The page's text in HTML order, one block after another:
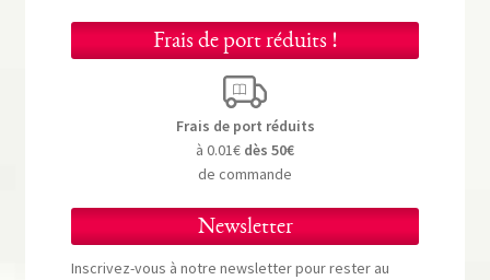
Frais de port réduits !
Frais de port réduits
à 0.01€ dès 50€
de commande
Newsletter
Inscrivez-vous à notre newsletter pour rester au